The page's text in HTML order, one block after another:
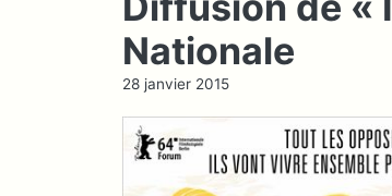
Nationale
28 janvier 2015